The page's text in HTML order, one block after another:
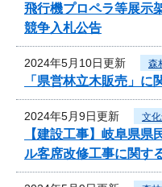
飛行機プロペラ等展示
競争入札公告
2024年5月10日更新 森
「県営林立木販売」に
2024年5月9日更新 文
【建設工事】岐阜県
ル客席改修工事に関す